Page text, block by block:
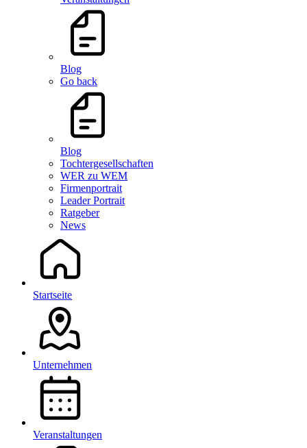
Blog
Go back
Blog
Tochtergesellschaften
WER zu WEM
Firmenportrait
Leader Portrait
Ratgeber
News
Startseite
Unternehmen
Veranstaltungen